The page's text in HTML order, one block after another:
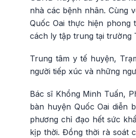
nhà các bệnh nhân. Cùng
Quốc Oai thực hiện
cách ly tập trung tại trường
Trung tâm y tế huyện,
người tiếp xúc và những
Bác sĩ Khổng Minh Tuấn,
bàn huyện Quốc Oai diễn
phương chỉ đạo hết sức
kịp thời. Đồng thời rà soát